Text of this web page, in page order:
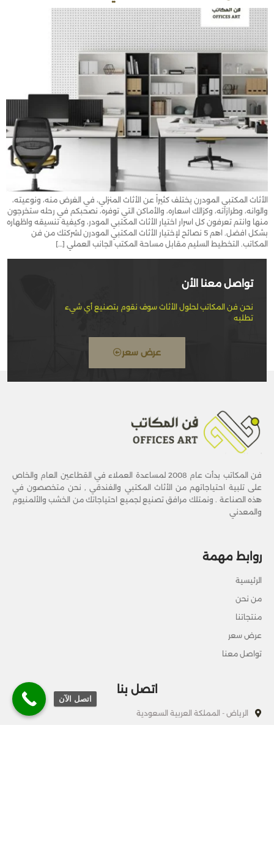
الأثاث المكتبي المودرن يختلف كثيراً عن الأثاث المنزلي، في الغرض منه، ونوعيته،
والوانه، وطرازاته، وكزالك اسعاره، والأماكن التي توفره، نصحبكم في رحله ستخرجون
منها وانتم تعرفون كل اسرار اختيار الأثاث المكتبي المودر، وكيفية تنسيقه واظهاره
بشكل افضل. اهم 5 نصائح لإختيار الأثاث المكتبي المودرن لشركتك من فن
المكاتب. التخطيط السليم مقابل مساحة المكتب الجانب العملي […]
تواصل معنا الأن
نحن فن المكاتب لحلول الأثاث سوف نقوم بتصنيع أي شيء
تطلبه
عرض سعر
فن المكاتب بدأت عام 2008 لمساعدة العملاء في القطاعين العام والخاص
على تلبية احتياجاتهم من الأثاث المكتبي والفندقي , نحن متخصصون في
هذه الصناعة . ونمتلك مرافق تصنيع لجميع احتياجاتك من الخشب والألمنيوم
والمعدني
روابط مهمة
الرئيسية
من نحن
منتجاتنا
عرض سعر
تواصل معنا
اتصل بنا
الرياض - المملكة العربية السعودية
اتصل الآن